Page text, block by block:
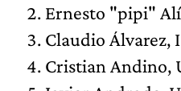
Ernesto "pipi"
Claudio Álvarez,
Cristian Andino,